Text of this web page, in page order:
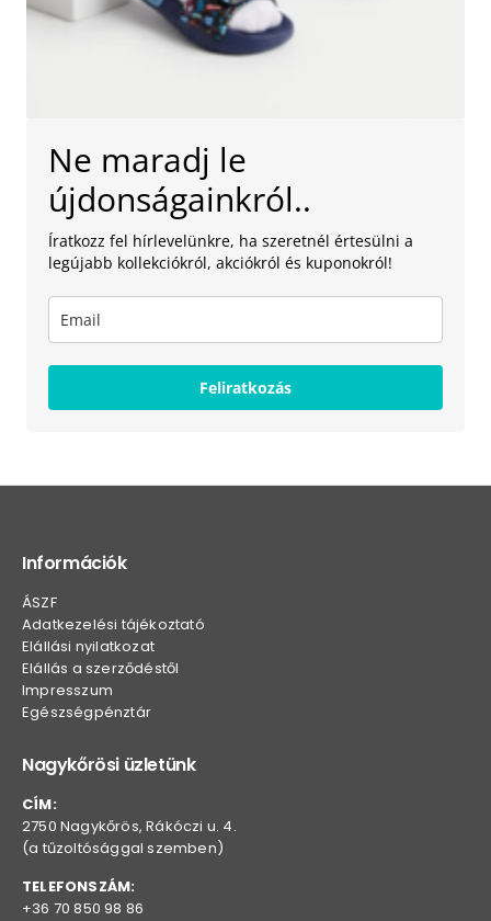
Ne maradj le
újdonságainkról..
Íratkozz fel hírlevelünkre, ha szeretnél értesülni a
legújabb kollekciókról, akciókról és kuponokról!
Feliratkozás
Információk
ÁSZF
Adatkezelési tájékoztató
Elállási nyilatkozat
Elállás a szerződéstől
Impresszum
Egészségpénztár
Nagykőrösi üzletünk
CÍM:
2750 Nagykőrös, Rákóczi u. 4.
(a tűzoltósággal szemben)
TELEFONSZÁM:
+36 70 850 98 86